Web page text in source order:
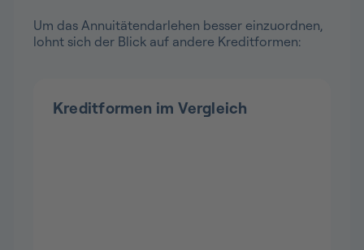
Um das Annuitätendarlehen besser einzuordnen,
lohnt sich der Blick auf andere Kreditformen:
Kreditformen im Vergleich